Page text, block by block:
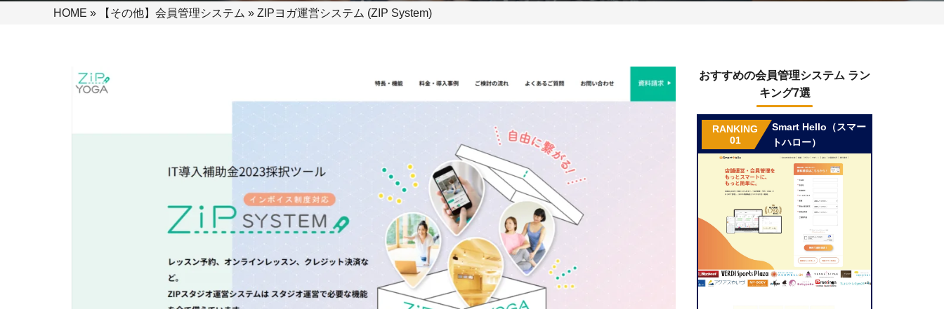
HOME » 【その他】会員管理システム » ZIPヨガ運営システム (ZIP System)
おすすめの会員管理システム ラン
キング7選
RANKING
01
Smart Hello（スマー
トハロー）